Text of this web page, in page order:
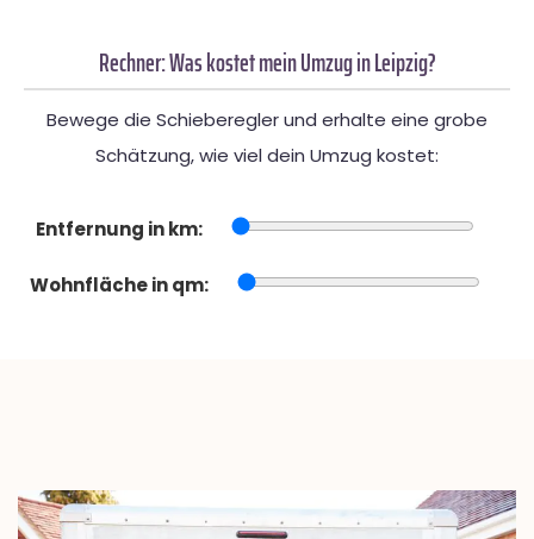
Rechner: Was kostet mein Umzug in Leipzig?
Bewege die Schieberegler und erhalte eine grobe
Schätzung, wie viel dein Umzug kostet:
Entfernung in km:
Wohnfläche in qm: